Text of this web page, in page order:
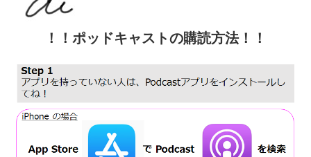
！！ポッドキャストの購読方法！！